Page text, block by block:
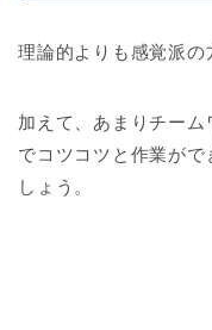
理論的よりも感覚派の
加えて、あまりチー
でコツコツと作業が
しょう。